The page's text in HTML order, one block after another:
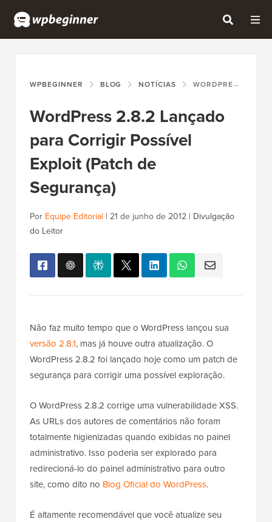
WPBEGINNER BLOG NOTÍCIAS WORDPRESS 2.8.2 LANÇADO PARA CORRIGIR POSSÍVEL EXPLOIT (PATCH DE SEGURANÇA)
WordPress 2.8.2 Lançado
para Corrigir Possível
Exploit (Patch de
Segurança)
Por Equipe Editorial | 21 de junho de 2012 | Divulgação
do Leitor
Não faz muito tempo que o WordPress lançou sua
versão 2.8.1, mas já houve outra atualização. O
WordPress 2.8.2 foi lançado hoje como um patch de
segurança para corrigir uma possível exploração.
O WordPress 2.8.2 corrige uma vulnerabilidade XSS.
As URLs dos autores de comentários não foram
totalmente higienizadas quando exibidas no painel
administrativo. Isso poderia ser explorado para
redirecioná-lo do painel administrativo para outro
site, como dito no Blog Oficial do WordPress.
É altamente recomendável que você atualize seu